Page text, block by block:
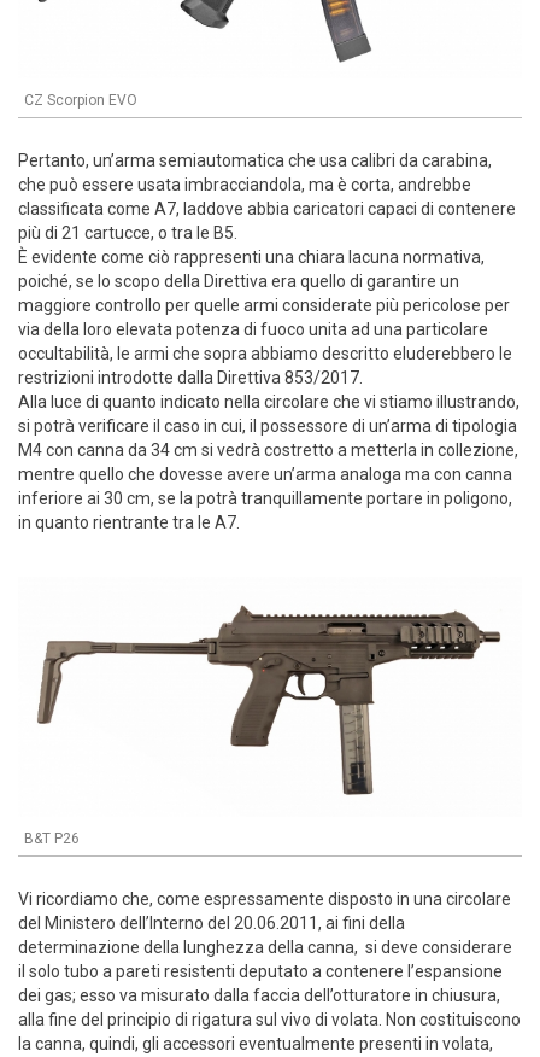
CZ Scorpion EVO
Pertanto, un’arma semiautomatica che usa calibri da carabina,
che può essere usata imbracciandola, ma è corta, andrebbe
classificata come A7, laddove abbia caricatori capaci di contenere
più di 21 cartucce, o tra le B5.
È evidente come ciò rappresenti una chiara lacuna normativa,
poiché, se lo scopo della Direttiva era quello di garantire un
maggiore controllo per quelle armi considerate più pericolose per
via della loro elevata potenza di fuoco unita ad una particolare
occultabilità, le armi che sopra abbiamo descritto eluderebbero le
restrizioni introdotte dalla Direttiva 853/2017.
Alla luce di quanto indicato nella circolare che vi stiamo illustrando,
si potrà verificare il caso in cui, il possessore di un’arma di tipologia
M4 con canna da 34 cm si vedrà costretto a metterla in collezione,
mentre quello che dovesse avere un’arma analoga ma con canna
inferiore ai 30 cm, se la potrà tranquillamente portare in poligono,
in quanto rientrante tra le A7.
B&T P26
Vi ricordiamo che, come espressamente disposto in una circolare
del Ministero dell’Interno del 20.06.2011, ai fini della
determinazione della lunghezza della canna, si deve considerare
il solo tubo a pareti resistenti deputato a contenere l’espansione
dei gas; esso va misurato dalla faccia dell’otturatore in chiusura,
alla fine del principio di rigatura sul vivo di volata. Non costituiscono
la canna, quindi, gli accessori eventualmente presenti in volata,